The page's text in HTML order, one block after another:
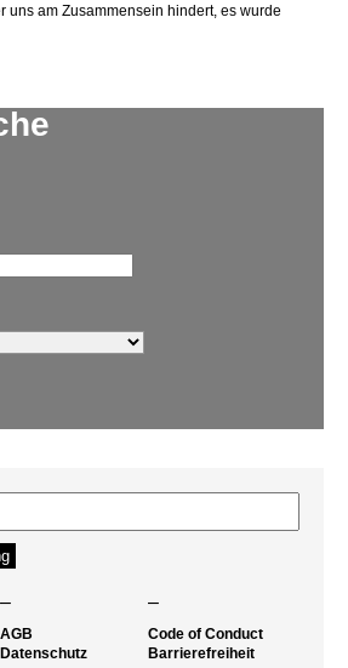
uns am Zusammensein hindert, es wurde
– –
AGB
Datenschutz
Code of Conduct
Barrierefreiheit